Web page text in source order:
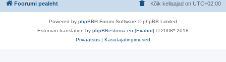
Foorumi pealeht Kõik kellaajad on UTC+02:00
Powered by phpBB® Forum Software © phpBB Limited
Estonian translation by phpBBestonia.eu [Exabot] © 2008*-2018
Privaatsus | Kasutajatingimused